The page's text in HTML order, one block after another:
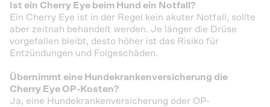
Ist ein Cherry Eye beim Hund ein Notfall?
Ein Cherry Eye ist in der Regel kein akuter Notfall, sollte
aber zeitnah behandelt werden. Je länger die Drüse
vorgefallen bleibt, desto höher ist das Risiko für
Entzündungen und Folgeschäden.
Übernimmt eine Hundekrankenversicherung die
Cherry Eye OP-Kosten?
Ja, eine Hundekrankenversicherung oder OP-